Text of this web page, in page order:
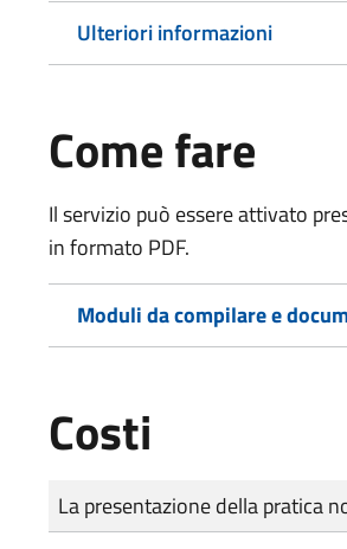
Ulteriori informazioni
Come fare
Il servizio può essere attivato
in formato PDF.
Moduli da compilare e
Costi
Tipo di pagamento
Importo
La presentazione della pratica